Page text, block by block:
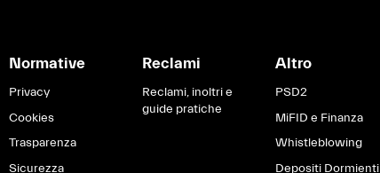
Normative
Privacy
Cookies
Trasparenza
Sicurezza
Reclami
Reclami, inoltri e
guide pratiche
Altro
PSD2
MiFID e Finanza
Whistleblowing
Depositi Dormienti